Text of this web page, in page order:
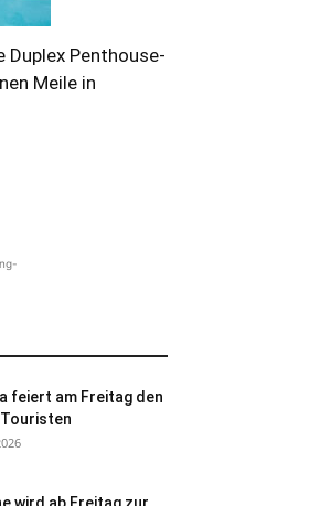
Duplex Penthouse-
Meile in
feiert am Freitag den